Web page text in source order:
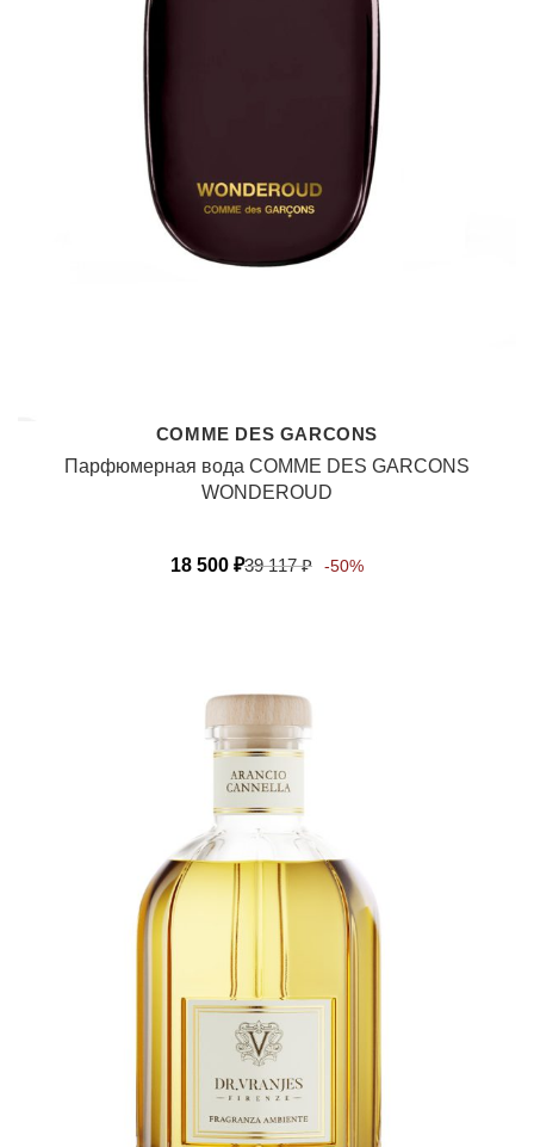
COMME DES GARCONS
Парфюмерная вода COMME DES GARCONS
WONDEROUD
18 500 ₽39 117₽ -50%